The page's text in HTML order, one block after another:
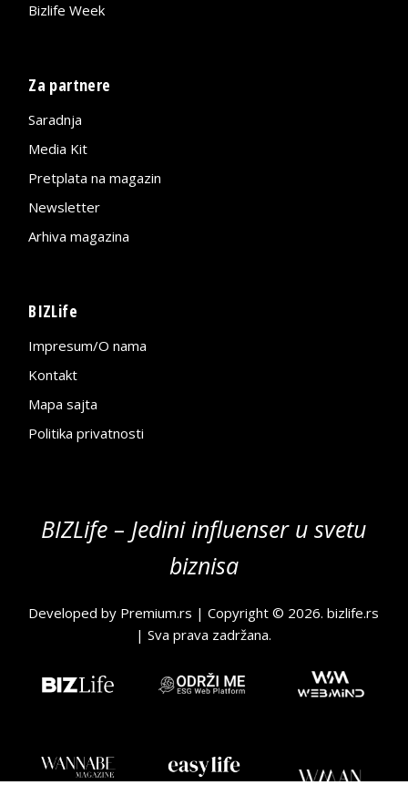
Bizlife Week
Za partnere
Saradnja
Media Kit
Pretplata na magazin
Newsletter
Arhiva magazina
BIZLife
Impresum/O nama
Kontakt
Mapa sajta
Politika privatnosti
BIZLife – Jedini influenser u svetu
biznisa
Developed by Premium.rs | Copyright © 2026.bizlife.rs
| Sva prava zadržana.